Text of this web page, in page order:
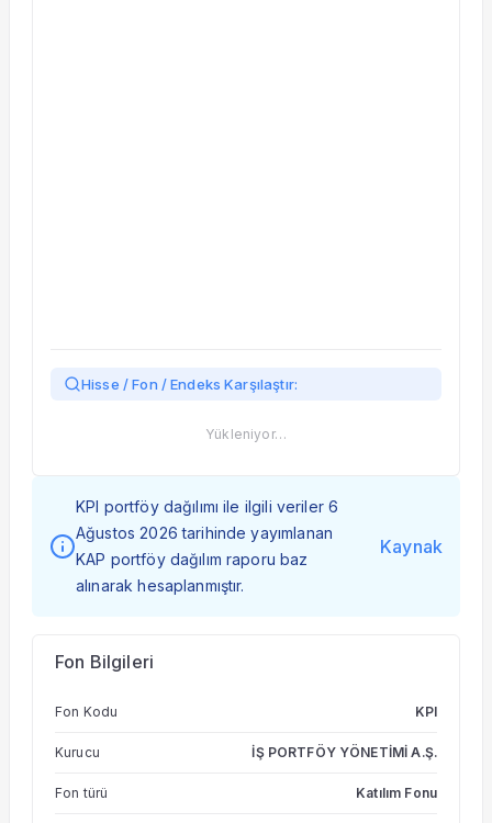
Hisse / Fon / Endeks Karşılaştır:
Yükleniyor…
KPI portföy dağılımı ile ilgili veriler 6
Ağustos 2026 tarihinde yayımlanan
KAP portföy dağılım raporu baz
alınarak hesaplanmıştır.
Kaynak
Fon Bilgileri
Fon Kodu KPI
Kurucu İŞ PORTFÖY YÖNETİMİ A.Ş.
Fon türü Katılım Fonu